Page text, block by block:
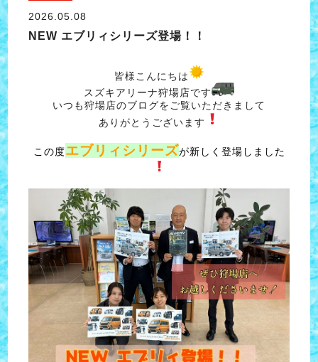
2026.05.08
NEW エブリィシリーズ登場！！
皆様こんにちは
スズキアリーナ狩場店です
いつも狩場店のブログをご覧いただきまして
ありがとうございます
この度エブリィシリーズが新しく登場しました